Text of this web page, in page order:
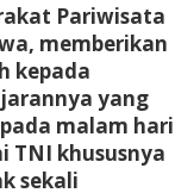
Pariwisata
memberikan
kepada
yang
malam hari
TNI khususnya
sekali